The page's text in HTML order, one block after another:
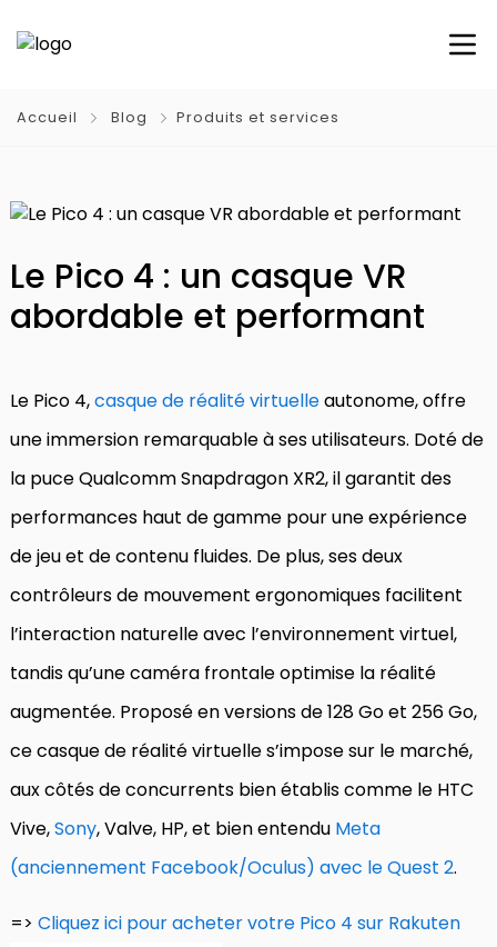
Accueil Blog Produits et services
Le Pico 4 : un casque VR
abordable et performant
Le Pico 4,casque de réalité virtuelleautonome, offre
une immersion remarquable à ses utilisateurs. Doté de
la puce Qualcomm Snapdragon XR2, il garantit des
performances haut de gamme pour une expérience
de jeu et de contenu fluides. De plus, ses deux
contrôleurs de mouvement ergonomiques facilitent
l’interaction naturelle avec l’environnement virtuel,
tandis qu’une caméra frontale optimise la réalité
augmentée. Proposé en versions de 128 Go et 256 Go,
ce casque de réalité virtuelle s’impose sur le marché,
aux côtés de concurrents bien établis comme le HTC
Vive,Sony, Valve, HP, et bien entendu Meta
(anciennement Facebook/Oculus) avec le Quest 2.
=> Cliquez ici pour acheter votre Pico 4 sur Rakuten